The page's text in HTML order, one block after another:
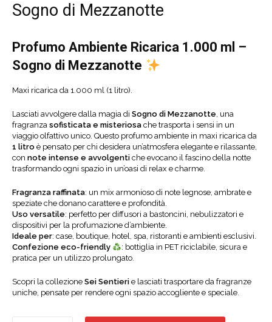
Sogno di Mezzanotte
Profumo Ambiente Ricarica 1.000 ml –
Sogno di Mezzanotte
Maxi ricarica da 1.000 ml (1 litro).
Lasciati avvolgere dalla magia di Sogno di Mezzanotte, una
fragranza sofisticata e misteriosa che trasporta i sensi in un
viaggio olfattivo unico. Questo profumo ambiente in maxi ricarica da
1 litro è pensato per chi desidera un’atmosfera elegante e rilassante,
con note intense e avvolgenti che evocano il fascino della notte
trasformando ogni spazio in un’oasi di relax e charme.
Fragranza raffinata: un mix armonioso di note legnose, ambrate e
speziate che donano carattere e profondità.
Uso versatile: perfetto per diffusori a bastoncini, nebulizzatori e
dispositivi per la profumazione d’ambiente.
Ideale per: case, boutique, hotel, spa, ristoranti e ambienti esclusivi.
Confezione eco-friendly
: bottiglia in PET riciclabile, sicura e
pratica per un utilizzo prolungato.
Scopri la collezione Sei Sentieri e lasciati trasportare da fragranze
uniche, pensate per rendere ogni spazio accogliente e speciale.